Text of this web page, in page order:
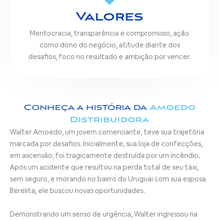
Valores
Meritocracia, transparência e compromisso, ação
como dono do negócio, atitude diante dos
desafios, foco no resultado e ambição por vencer.
Conheça a história da Amoedo
Distribuidora
Walter Amoedo, um jovem comerciante, teve sua trajetória
marcada por desafios. Inicialmente, sua loja de confecções,
em ascensão, foi tragicamente destruída por um incêndio.
Após um acidente que resultou na perda total de seu táxi,
sem seguro, e morando no bairro do Uruguai com sua esposa
Berelita, ele buscou novas oportunidades.
Demonstrando um senso de urgência, Walter ingressou na